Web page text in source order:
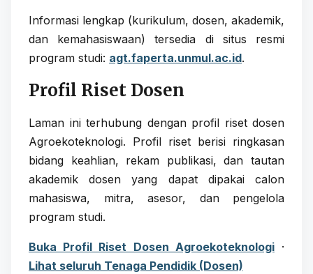
Informasi lengkap (kurikulum, dosen, akademik,
dan kemahasiswaan) tersedia di situs resmi
program studi: agt.faperta.unmul.ac.id.
Profil Riset Dosen
Laman ini terhubung dengan profil riset dosen
Agroekoteknologi. Profil riset berisi ringkasan
bidang keahlian, rekam publikasi, dan tautan
akademik dosen yang dapat dipakai calon
mahasiswa, mitra, asesor, dan pengelola
program studi.
Buka Profil Riset Dosen Agroekoteknologi·
Lihat seluruh Tenaga Pendidik (Dosen)